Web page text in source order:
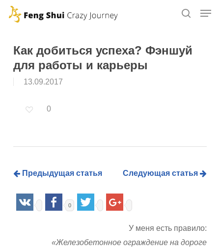
Skip
contentКак добиться успеха? Фэншуй
для работы и карьеры
13.09.2017
0
Предыдущая статья Следующая статья
0
У меня есть правило:
«Железобетонное ограждение на дороге